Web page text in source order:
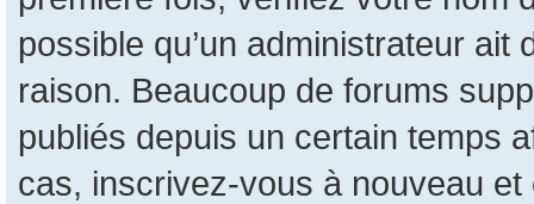
possible qu’un administrateur
raison. Beaucoup de forums
publiés depuis un certain temps
cas, inscrivez-vous à nouveau